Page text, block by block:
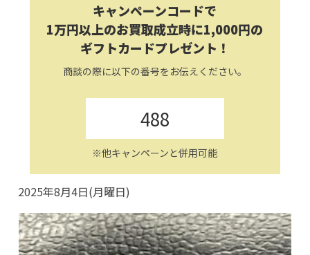
キャンペーンコードで
1万円以上のお買取成立時に1,000円の
ギフトカードプレゼント！
商談の際に以下の番号をお伝えください。
488
※他キャンペーンと併用可能
2025年8月4日(月曜日)